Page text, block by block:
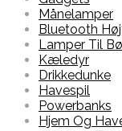
Månelamper
Bluetooth
Lamper Til
Kæledyr
Drikkedunke
Havespil
Powerbanks
Hjem Og